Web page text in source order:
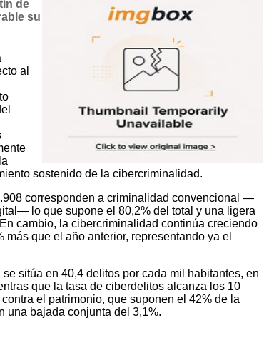
de
su
al
sostenido de la cibercriminalidad.
corresponden a criminalidad convencional —
lo que supone el 80,2% del total y una ligera
cambio, la cibercriminalidad continúa creciendo
que el año anterior, representando ya el
sitúa en 40,4 delitos por cada mil habitantes, en
que la tasa de ciberdelitos alcanza los 10
el patrimonio, que suponen el 42% de la
una bajada conjunta del 3,1%.